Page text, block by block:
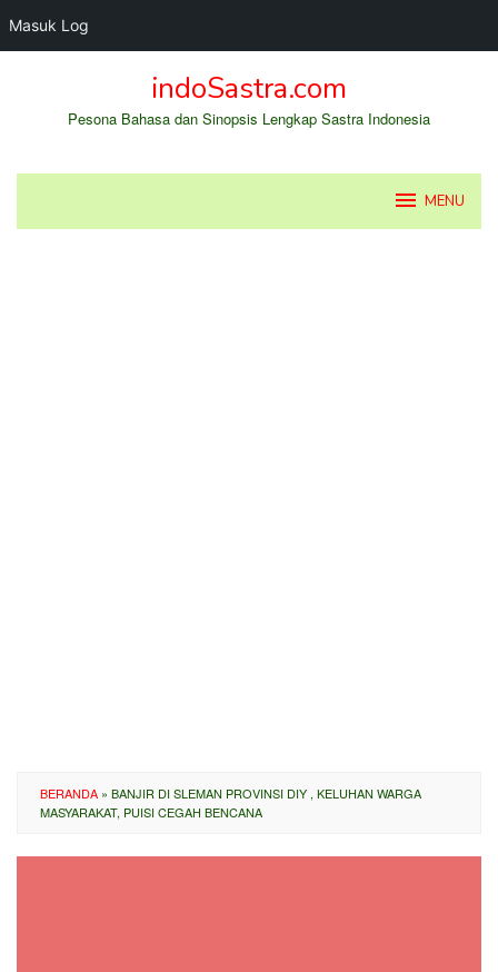
Masuk Log
indoSastra.com
Pesona Bahasa dan Sinopsis Lengkap Sastra Indonesia
MENU
BERANDA » BANJIR DI SLEMAN PROVINSI DIY , KELUHAN WARGA
MASYARAKAT, PUISI CEGAH BENCANA